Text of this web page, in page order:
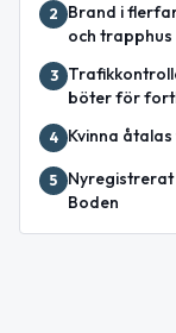
2
Brand i
och trapphus
3
böter för
4 Kvinna
5
Boden